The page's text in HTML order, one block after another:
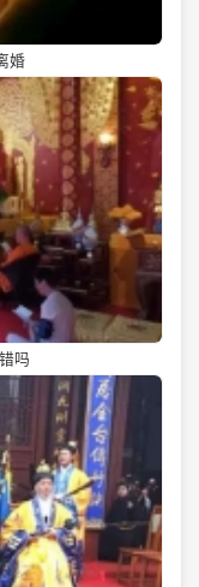
婚
吗